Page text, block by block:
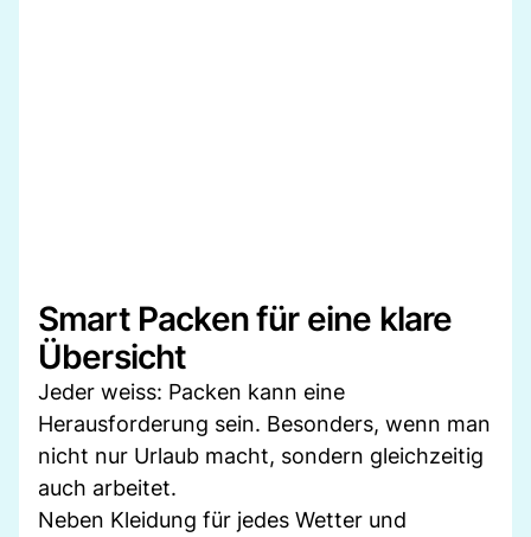
Smart Packen für eine klare
Übersicht
Jeder weiss: Packen kann eine
Herausforderung sein. Besonders, wenn man
nicht nur Urlaub macht, sondern gleichzeitig
auch arbeitet.
Neben Kleidung für jedes Wetter und